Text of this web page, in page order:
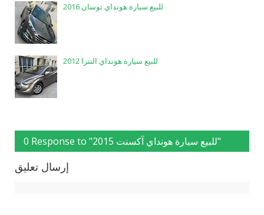
للبيع سيارة هونداي توسان 2016
للبيع سيارة هونداي النترا 2012
0 Response to "للبيع سيارة هونداي آكسنت 2015"
إرسال تعليق